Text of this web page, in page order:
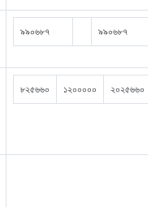
৯৯০৬৮৭ ৯৯০৬৮৭
৮২৫৬৬০ ১২০০০০০ ২০২৫৬৬০